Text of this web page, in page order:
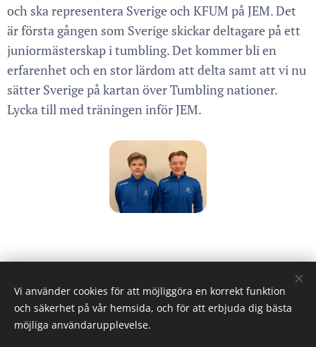
och ska representera Sverige och KFUM på JEM. Det
är första gången som Sverige skickar deltagare på ett
juniormästerskap i tumbling. Det kommer bli en
erfarenhet och en stor lärdom att delta samt att vi nu
sätter Sverige på kartan över Tumbling nationer.
Lycka till med träningen inför JEM.
Vi använder cookies för att möjliggöra en korrekt funktion
och säkerhet på vår hemsida, och för att erbjuda dig bästa
möjliga användarupplevelse.